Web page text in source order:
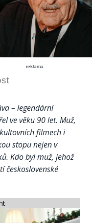
reklama
– legendární
ve věku 90 let. Muž,
filmech i
stopu nejen v
Kdo byl muž, jehož
československé